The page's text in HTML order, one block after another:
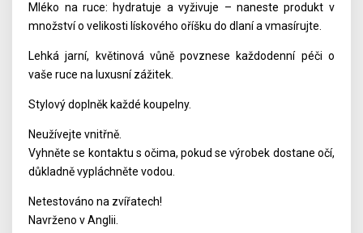
Mléko na ruce: hydratuje a vyživuje – naneste produkt v
množství o velikosti lískového oříšku do dlaní a vmasírujte.
Lehká jarní, květinová vůně povznese každodenní péči o
vaše ruce na luxusní zážitek.
Stylový doplněk každé koupelny.
Neužívejte vnitřně.
Vyhněte se kontaktu s očima, pokud se výrobek dostane očí,
důkladně vypláchněte vodou.
Netestováno na zvířatech!
Navrženo v Anglii.